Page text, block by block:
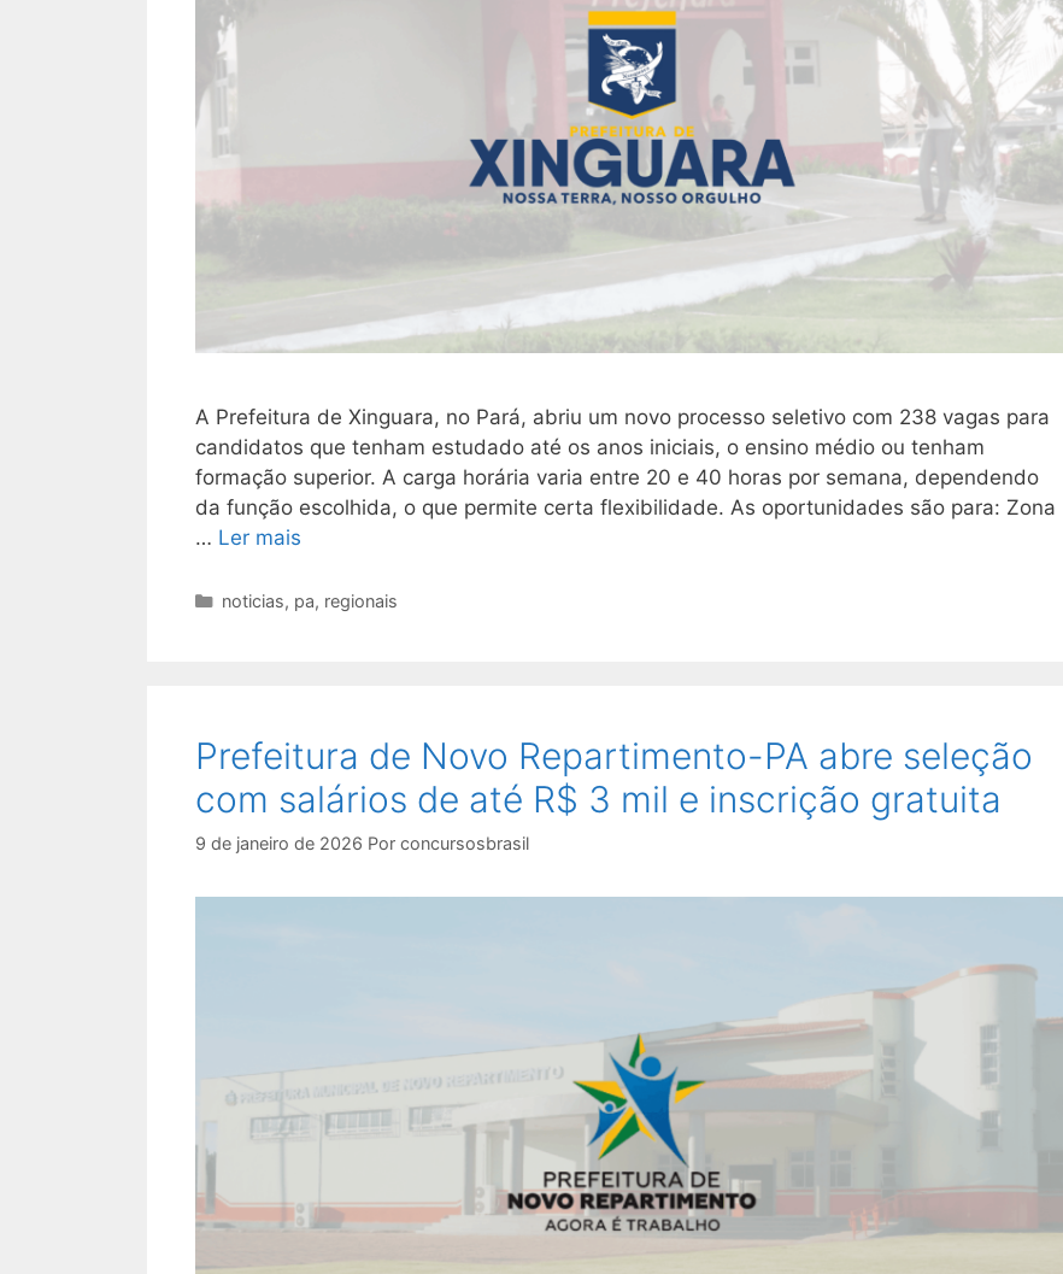
A Prefeitura de Xinguara, no Pará, abriu um novo processo seletivo com 238 vagas para
candidatos que tenham estudado até os anos iniciais, o ensino médio ou tenham
formação superior. A carga horária varia entre 20 e 40 horas por semana, dependendo
da função escolhida, o que permite certa flexibilidade. As oportunidades são para: Zona
… Ler mais
Categorias
noticias, pa, regionais
Prefeitura de Novo Repartimento-PA abre seleção
com salários de até R$ 3 mil e inscrição gratuita
9 de janeiro de 2026 Por concursosbrasil